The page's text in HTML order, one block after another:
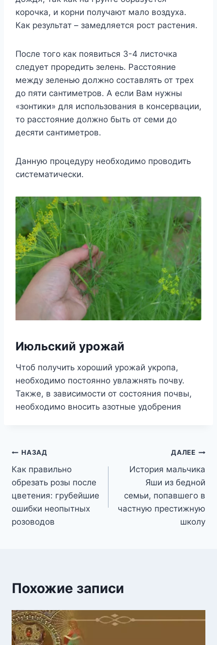
корочка, и корни получают мало воздуха.
Как результат – замедляется рост растения.
После того как появиться 3-4 листочка
следует проредить зелень. Расстояние
между зеленью должно составлять от трех
до пяти сантиметров. А если Вам нужны
«зонтики» для использования в консервации,
то расстояние должно быть от семи до
десяти сантиметров.
Данную процедуру необходимо проводить
систематически.
Июльский урожай
Чтоб получить хороший урожай укропа,
необходимо постоянно увлажнять почву.
Также, в зависимости от состояния почвы,
необходимо вносить азотные удобрения
Навигация
по
записям
НАЗАД
Как правильно
обрезать розы после
цветения: грубейшие
ошибки неопытных
розоводов
ДАЛЕЕ
История мальчика
Яши из бедной
семьи, попавшего в
частную престижную
школу
Похожие записи